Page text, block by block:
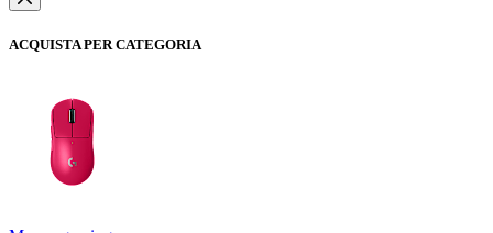
ACQUISTA PER CATEGORIA